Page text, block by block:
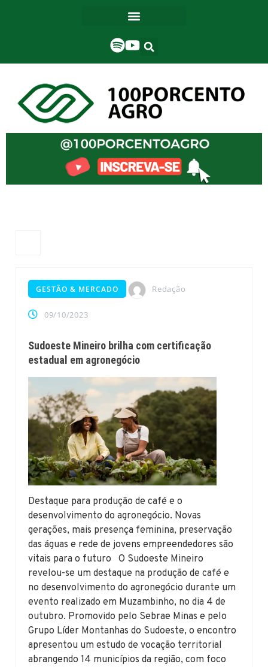
GESTÃO & MERCADO Redação
09/10/2023
Sudoeste Mineiro brilha com certificação
estadual em agronegócio
Destaque para produção de café e o
desenvolvimento do agronegócio. Novas
gerações, mais presença feminina, preservação
das águas e rede de jovens empreendedores são
vitais para o futuro O Sudoeste Mineiro
revelou-se um destaque na produção de café e
no desenvolvimento do agronegócio durante um
evento realizado em Muzambinho, no dia 4 de
outubro. Promovido pelo Sebrae Minas e pelo
Grupo Líder Montanhas do Sudoeste, o encontro
apresentou um estudo de vocação territorial
abrangendo 14 municípios da região, com foco